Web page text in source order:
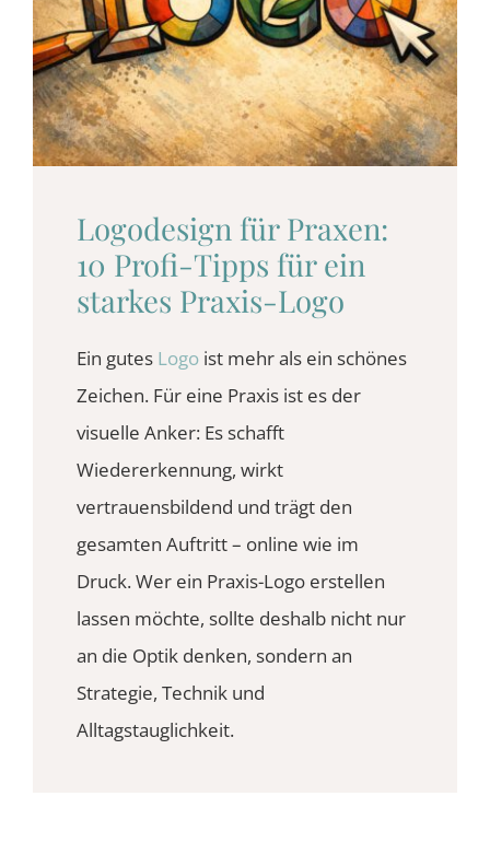
BLOG
KONTAKT
Logodesign für Praxen:
10 Profi-Tipps für ein
starkes Praxis-Logo
Ein gutes Logoist mehr als ein schönes
Zeichen. Für eine Praxis ist es der
visuelle Anker: Es schafft
Wiedererkennung, wirkt
vertrauensbildend und trägt den
gesamten Auftritt – online wie im
Druck. Wer ein Praxis-Logo erstellen
lassen möchte, sollte deshalb nicht nur
an die Optik denken, sondern an
Strategie, Technik und
Alltagstauglichkeit.